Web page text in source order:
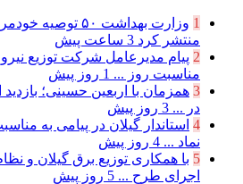
1
وزارت بهداشت ۵۰
منتشر کرد 3 ساعت پیش
2 پیام مدیرعامل شركت توزیع
مناسبت روز ... 1 روز پیش
3 همزمان با اربعین حسینی؛ بازدید
در ... 3 روز پیش
4 استاندار گیلان در پیامی به
نماد ... 4 روز پیش
5 با همکاری توزیع برق گیلان و
اجرای طرح ... 5 روز پیش